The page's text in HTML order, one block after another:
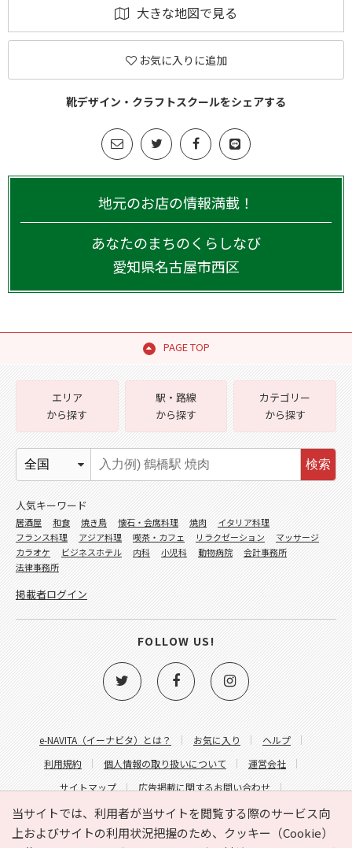
大きな地図で見る
お気に入りに追加
靴デザイン・クラフトスクールをシェアする
地元のお店の情報満載！
あなたのまちのくらしなび
愛知県名古屋市西区
PAGE TOP
当サイトでは、利用者が当サイトを閲覧する際のサービス向
上およびサイトの利用状況把握のため、クッキー（Cookie）
e-NAVITA（イーナビタ）とは？ お気に入り
ヘルプ
利用規約
個人情報の取り扱いについて
運営会社
サイトマップ
広告掲載に関するお問い合わせ
サイトの内容に関するお問い合わせ
エリア
から探す
駅・路線
から探す
カテゴリー
から探す
検索
人気キーワード
居酒屋 和食 焼き鳥 懐石・会席料理 焼肉
イタリア料理
フランス料理
アジア料理 喫茶・カフェ リラクゼーション
マッサージ
カラオケ
ビジネスホテル 内科 小児科 動物病院
会計事務所
法律事務所
掲載者ログイン
FOLLOW US!